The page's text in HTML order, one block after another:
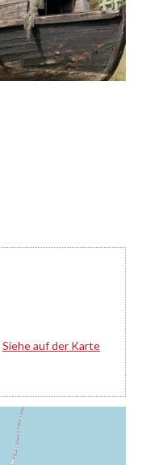
Siehe auf der Karte